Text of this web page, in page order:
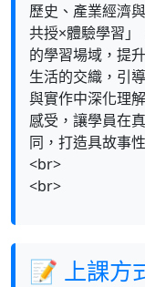
歷史、產業經濟
共授×體驗學習」
的學習場域，提
生活的交織，引
與實作中深化理
感受，讓學員在
同，打造具故事
<br>
<br>
📝 上課方